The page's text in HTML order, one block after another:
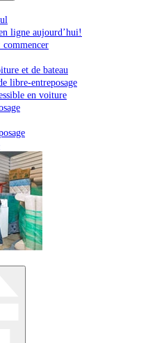
ligne aujourd’hui!
commencer
et de bateau
libre-entreposage
en voiture